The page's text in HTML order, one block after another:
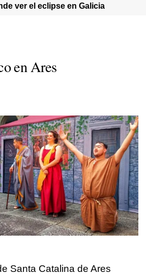
ver el eclipse en Galicia
en Ares
Santa Catalina de Ares